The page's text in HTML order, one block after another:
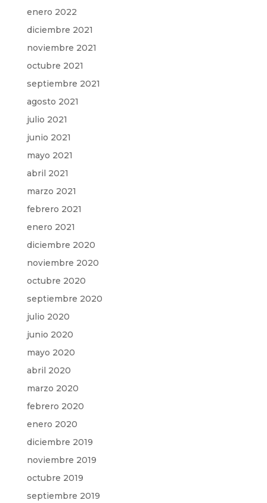
enero 2022
diciembre 2021
noviembre 2021
octubre 2021
septiembre 2021
agosto 2021
julio 2021
junio 2021
mayo 2021
abril 2021
marzo 2021
febrero 2021
enero 2021
diciembre 2020
noviembre 2020
octubre 2020
septiembre 2020
julio 2020
junio 2020
mayo 2020
abril 2020
marzo 2020
febrero 2020
enero 2020
diciembre 2019
noviembre 2019
octubre 2019
septiembre 2019